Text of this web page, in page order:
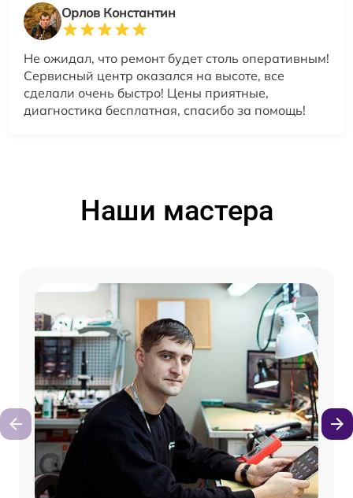
Орлов Константин
Не ожидал, что ремонт будет столь оперативным!
Сервисный центр оказался на высоте, все
сделали очень быстро! Цены приятные,
диагностика бесплатная, спасибо за помощь!
Наши мастера